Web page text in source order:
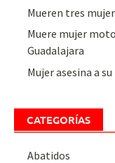
Mueren tres
Muere mujer
Guadalajara
Mujer asesina a
CATEGORÍAS
Abatidos